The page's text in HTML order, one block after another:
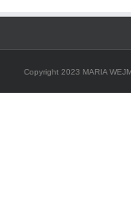
Copyright 2023 MARIA